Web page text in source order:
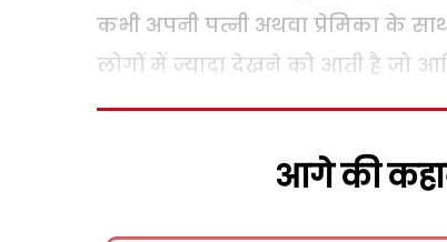
कभी अपनी पत्नी अथवा प्रेमिका के
लोगों में ज्यादा देखने को आती है जो
आगे की